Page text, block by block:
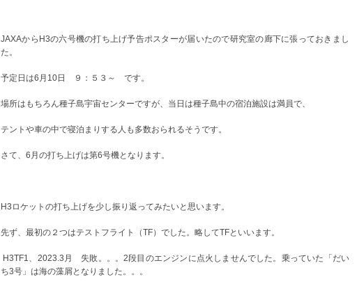
JAXAからH3の六号機の打ち上げ予告ポスターが届いたので研究室の廊下に張っておきまし
た。
予定日は6月10日 ９：５３～ です。
場所はもちろん種子島宇宙センターですが、当日は種子島中の宿泊施設は満員で、
テントや車の中で寝泊まりする人も多数おられるそうです。
さて、6月の打ち上げは第6号機となります。
H3ロケットの打ち上げを少し振り返ってみたいと思います。
先ず、最初の２つはテストフライト（TF）でした。略してTFといいます。
H3TF1、2023.3月 失敗。。。2段目のエンジンに点火しませんでした。乗っていた「だい
ち3号」は海の藻屑となりました。。。